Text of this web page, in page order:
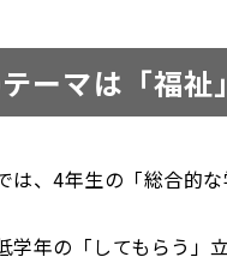
ーマは「福
は、4年生の「総合的
学年の「してもらう」